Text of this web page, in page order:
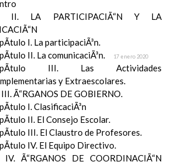
II. LA PARTICIPACIÃ“N Y LA
I. La participaciÃ³n.
II. La comunicaciÃ³n.
17 enero 2020
III. Las Actividades
y Extraescolares.
III. Ã“RGANOS DE GOBIERNO.
I. ClasificaciÃ³n
II. El Consejo Escolar.
III. El Claustro de Profesores.
IV. El Equipo Directivo.
IV. Ã“RGANOS DE COORDINACIÃ“N